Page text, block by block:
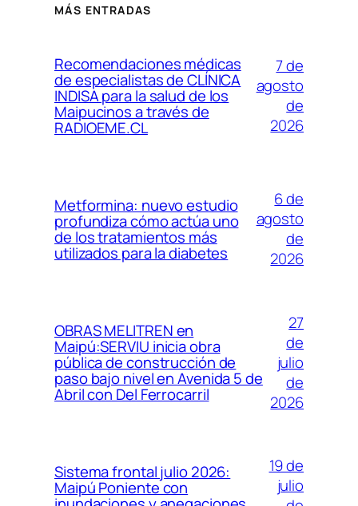
MÁS ENTRADAS
Recomendaciones médicas
de especialistas de CLÍNICA
INDISA para la salud de los
Maipucinos a través de
RADIOEME.CL
7 de
agosto
de
2026
Metformina: nuevo estudio
profundiza cómo actúa uno
de los tratamientos más
utilizados para la diabetes
6 de
agosto
de
2026
OBRAS MELITREN en
Maipú:SERVIU inicia obra
pública de construcción de
paso bajo nivel en Avenida 5 de
Abril con Del Ferrocarril
27
de
julio
de
2026
Sistema frontal julio 2026:
Maipú Poniente con
19 de
julio